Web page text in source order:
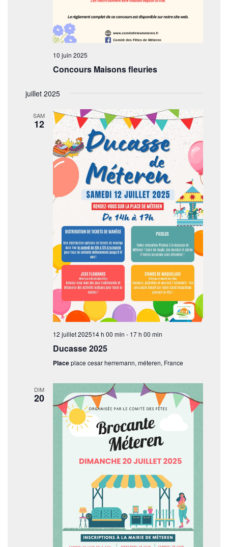
10 juin 2025
Concours Maisons fleuries
juillet 2025
SAM
12
12 juillet 202514 h 00 min - 17 h 00 min
Ducasse 2025
Placeplace cesar herremann, méteren, France
DIM
20